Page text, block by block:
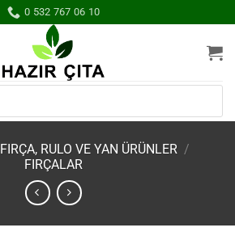
0 532 767 06 10
FIRÇA, RULO VE YAN ÜRÜNLER /
FIRÇALAR